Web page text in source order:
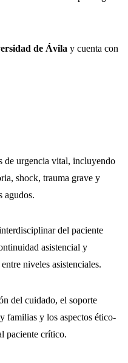
de Ávila y cuenta con
de urgencia vital, incluyendo
shock, trauma grave y
agudos.
del paciente
asistencial y
niveles asistenciales.
del cuidado, el soporte
familias y los aspectos ético-
paciente crítico.